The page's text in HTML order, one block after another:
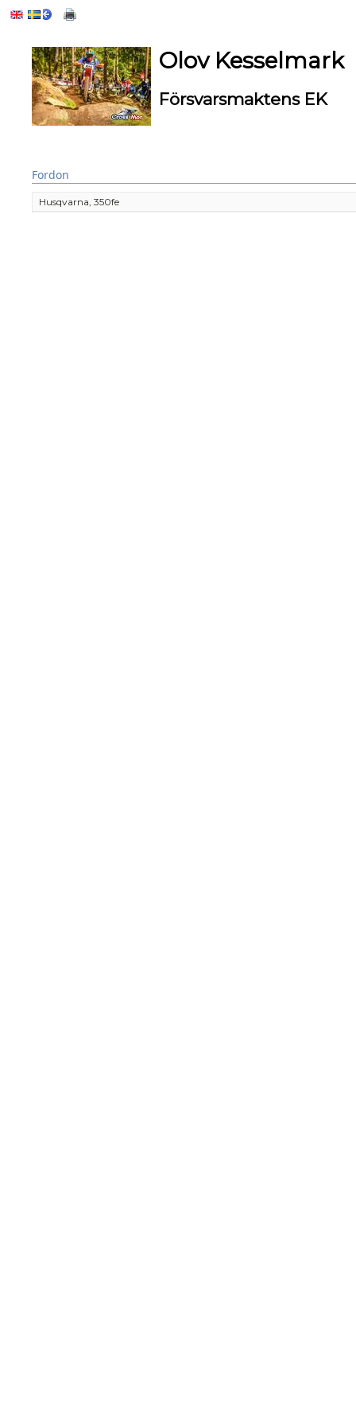
Olov Kesselmark
Försvarsmaktens EK
Fordon
Husqvarna, 350fe